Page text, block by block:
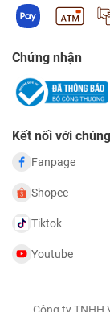
Chứng nhận
Kết nối với
Fanpage
Shopee
Tiktok
Youtube